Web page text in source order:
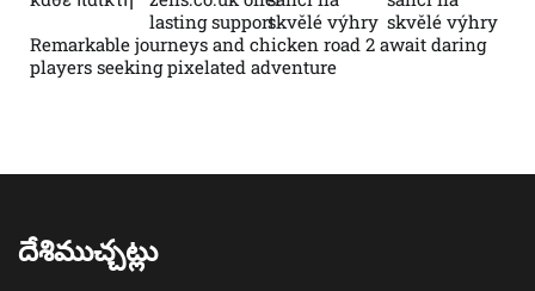
lasting supportskvělé výhry skvělé výhry
Remarkable journeys and chicken road 2 await daring
players seeking pixelated adventure
దేశిముచ్చట్లు